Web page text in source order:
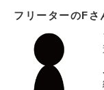
フリーターのFさ